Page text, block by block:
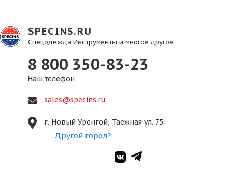
SPECINS.RU
Спецодежда Инструменты и многое другое
8 800 350-83-23
Наш телефон
sales@specins.ru
г. Новый Уренгой, Таежная ул. 75
Другой город?